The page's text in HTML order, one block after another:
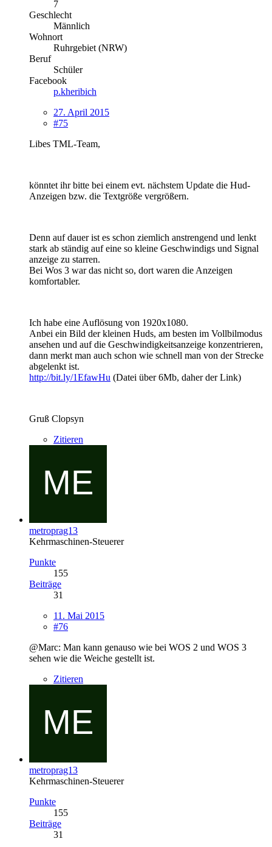
7
Geschlecht
Männlich
Wohnort
Ruhrgebiet (NRW)
Beruf
Schüler
Facebook
p.kheribich
27. April 2015
#75
Libes TML-Team,
könntet ihr bitte bei einem evt. nächstem Update die Hud-
Anzeigen bzw. die Textgröße vergrößern.
Denn auf dauer ist es schon ziemlich anstrengend und lenkt
stark ab ständig auf eine so kleine Geschwindigs und Signal
anzeige zu starren.
Bei Wos 3 war das nicht so, dort waren die Anzeigen
komfortabler.
Ich habe eine Auflösung von 1920x1080.
Anbei ein Bild der kleinen Huds, am besten im Vollbilmodus
ansehen und auf die Geschwindigkeitsanzeige konzentrieren,
dann merkt man auch schon wie schnell man von der Strecke
abgelenkt ist.
http://bit.ly/1EfawHu (Datei über 6Mb, daher der Link)
Gruß Clopsyn
Zitieren
metroprag13
Kehrmaschinen-Steuerer
Punkte
155
Beiträge
31
11. Mai 2015
#76
@Marc: Man kann genauso wie bei WOS 2 und WOS 3
sehen wie die Weiche gestellt ist.
Zitieren
metroprag13
Kehrmaschinen-Steuerer
Punkte
155
Beiträge
31